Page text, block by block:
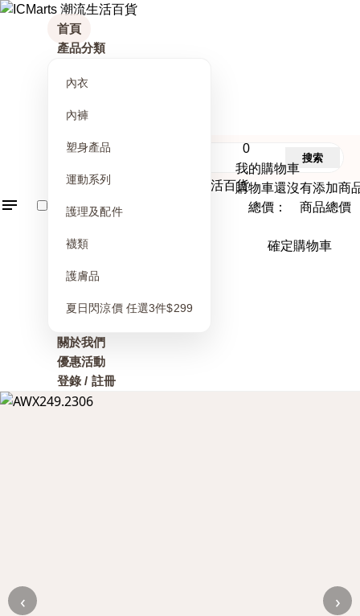
首頁
產品分類
內衣
內褲
塑身產品
運動系列
護理及配件
襪類
護膚品
夏日閃涼價 任選3件$299
關於我們
優惠活動
登錄 / 註冊
0
我的購物車
購物車還沒有添加商
總價： 商品總價
確定購物車
搜索
‹ ›